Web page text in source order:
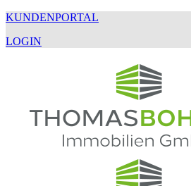
KUNDENPORTAL
LOGIN